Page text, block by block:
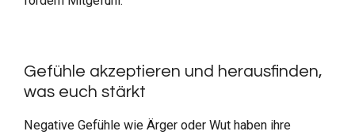
Gefühle akzeptieren und herausfinden,
was euch stärkt
Negative Gefühle wie Ärger oder Wut haben ihre